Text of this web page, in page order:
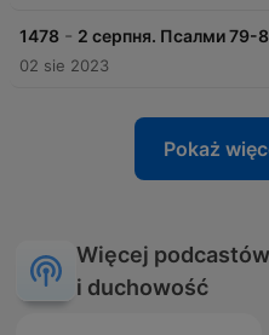
1478 - 2 серпня. Псалми 79-
02 sie 2023
Pokaż
Więcej
i duchowość